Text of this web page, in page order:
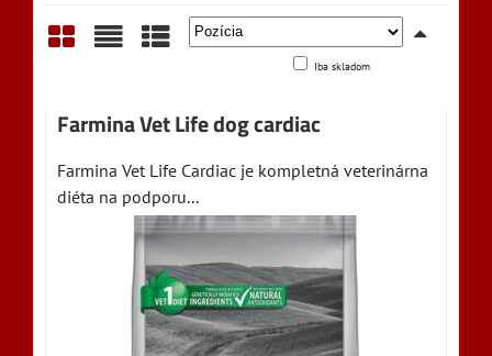
Iba skladom
Farmina Vet Life dog cardiac
Farmina Vet Life Cardiac je kompletná veterinárna
diéta na podporu...